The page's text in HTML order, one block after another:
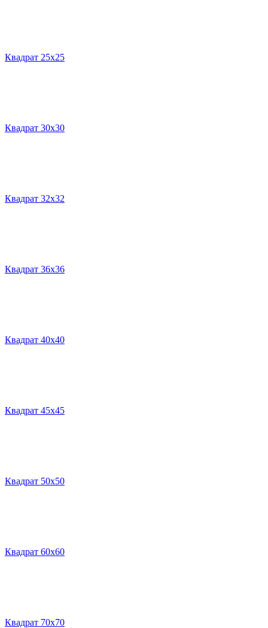
Квадрат 25х25
Квадрат 30х30
Квадрат 32х32
Квадрат 36х36
Квадрат 40х40
Квадрат 45х45
Квадрат 50х50
Квадрат 60х60
Квадрат 70х70